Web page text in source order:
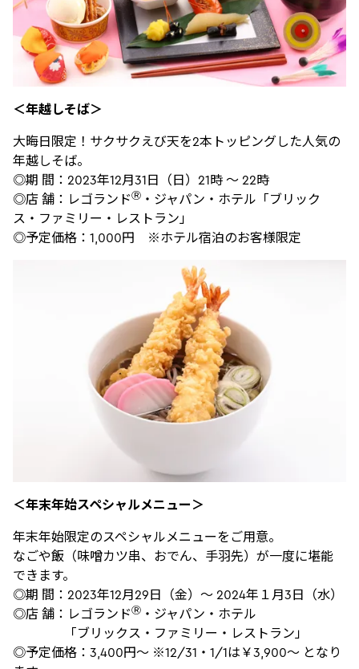
＜年越しそば＞
大晦日限定！サクサクえび天を2本トッピングした人気の
年越しそば。
◎期 間：2023年12月31日（日）21時 ～ 22時
◎店 舗：レゴランドⓇ ・ジャパン・ホテル「ブリック
ス・ファミリー・レストラン」
◎予定価格：1,000円 ※ホテル宿泊のお客様限定
＜年末年始スペシャルメニュー＞
年末年始限定のスペシャルメニューをご用意。
なごや飯（味噌カツ串、おでん、手羽先）が一度に堪能
できます。
◎期 間：2023年12月29日（金）～ 2024年１月3日（水）
◎店 舗：レゴランドⓇ ・ジャパン・ホテル
「ブリックス・ファミリー・レストラン」
◎予定価格：3,400円～ ※12/31・1/1は￥3,900～ となり